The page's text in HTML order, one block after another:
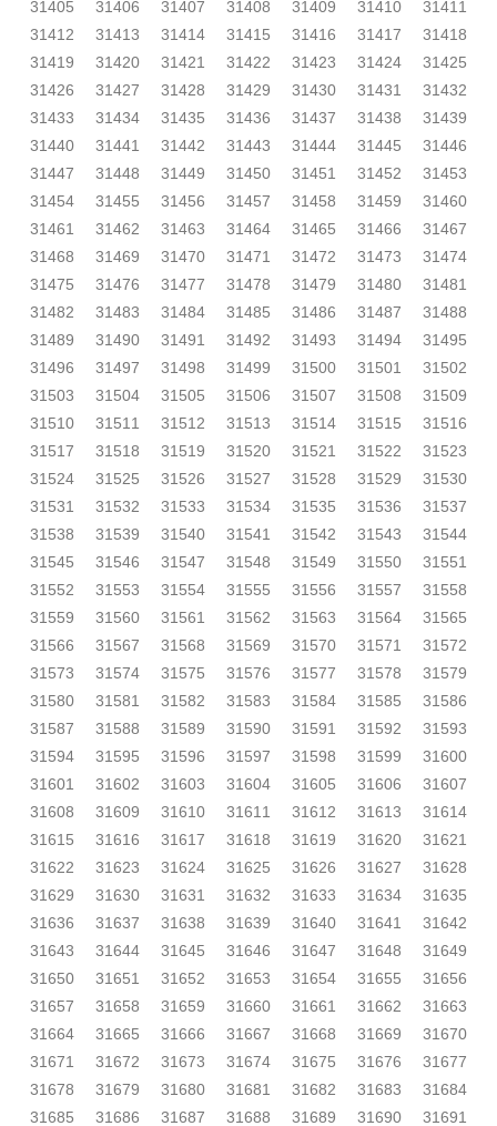
31405 31406 31407 31408 31409 31410
31411
31412
31413 31414 31415 31416 31417
31418
31419
31420 31421 31422 31423 31424
31425
31426
31427 31428 31429 31430 31431
31432
31433
31434 31435 31436 31437 31438
31439
31440
31441 31442 31443 31444 31445
31446
31447
31448 31449 31450 31451 31452
31453
31454
31455 31456 31457 31458 31459
31460
31461
31462 31463 31464 31465 31466
31467
31468
31469 31470 31471 31472 31473
31474
31475
31476 31477 31478 31479 31480
31481
31482
31483 31484 31485 31486 31487
31488
31489
31490 31491 31492 31493 31494
31495
31496
31497 31498 31499 31500 31501
31502
31503
31504 31505 31506 31507 31508
31509
31510
31511 31512 31513 31514 31515
31516
31517
31518 31519 31520 31521 31522
31523
31524
31525 31526 31527 31528 31529
31530
31531
31532 31533 31534 31535 31536
31537
31538
31539 31540 31541 31542 31543
31544
31545
31546 31547 31548 31549 31550
31551
31552
31553 31554 31555 31556 31557
31558
31559
31560 31561 31562 31563 31564
31565
31566
31567 31568 31569 31570 31571
31572
31573
31574 31575 31576 31577 31578
31579
31580
31581 31582 31583 31584 31585
31586
31587
31588 31589 31590 31591 31592
31593
31594
31595 31596 31597 31598 31599
31600
31601
31602 31603 31604 31605 31606
31607
31608
31609 31610 31611 31612 31613
31614
31615
31616 31617 31618 31619 31620
31621
31622
31623 31624 31625 31626 31627
31628
31629
31630 31631 31632 31633 31634
31635
31636
31637 31638 31639 31640 31641
31642
31643
31644 31645 31646 31647 31648
31649
31650
31651 31652 31653 31654 31655
31656
31657
31658 31659 31660 31661 31662
31663
31664
31665 31666 31667 31668 31669
31670
31671
31672 31673 31674 31675 31676
31677
31678
31679 31680 31681 31682 31683
31684
31685
31686 31687 31688 31689 31690
31691